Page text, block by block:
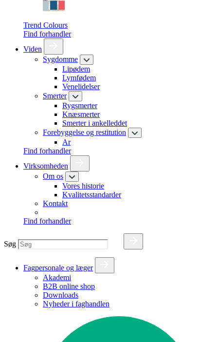
Trend Colours
Find forhandler
Viden
Sygdomme
Lipødem
Lymfødem
Venelidelser
Smerter
Rygsmerter
Knæsmerter
Smerter i ankelleddet
Forebyggelse og restitution
Ar
Find forhandler
Virksomheden
Om os
Vores historie
Kvalitetsstandarder
Kontakt
Find forhandler
Søg
Fagpersonale og læger
Akademi
B2B online shop
Downloads
Nyheder i faghandlen